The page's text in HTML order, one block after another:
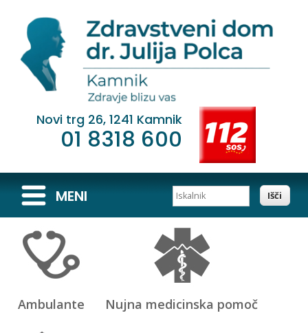
Novi trg 26, 1241 Kamnik
01 8318 600
MENI Iskalnik
Ambulante Nujna medicinska pomoč